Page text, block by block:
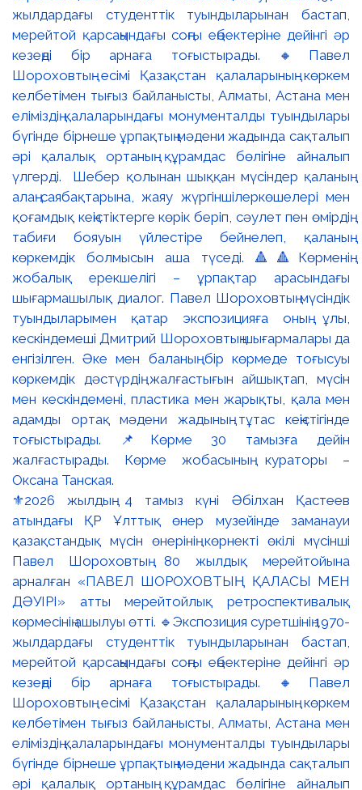
⚜️2026 жылдың 4 тамыз күні Әбілхан Қастеев
атындағы ҚР Ұлттық өнер музейінде заманауи
қазақстандық мүсін өнерінің көрнекті өкілі мүсінші
Павел Шороховтың 80 жылдық мерейтойына
арналған «ПАВЕЛ ШОРОХОВТЫҢ ҚАЛАСЫ МЕН
ДӘУІРІ» атты мерейтойлық ретроспективалық
көрмесінің ашылуы өтті. 🔹Экспозиция суретшінің 1970-
жылдардағы студенттік туындыларынан бастап,
мерейтой қарсаңындағы соңғы еңбектеріне дейінгі әр
кезеңді бір арнаға тоғыстырады. 🔸Павел
Шороховтың есімі Қазақстан қалаларының көркем
келбетімен тығыз байланысты, Алматы, Астана мен
еліміздің қалаларындағы монументалды туындылары
бүгінде бірнеше ұрпақтың мәдени жадында сақталып
әрі қалалық ортаның құрамдас бөлігіне айналып